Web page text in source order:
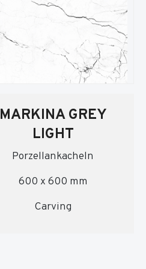
MARKINA GREY
LIGHT
Porzellankacheln
600 x 600 mm
Carving